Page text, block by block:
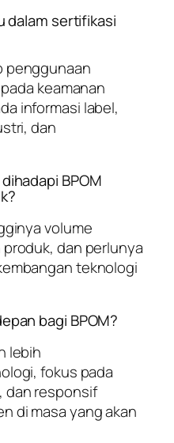
dalam sertifikasi
penggunaan
keamanan
informasi label,
dan
BPOM
volume
dan perlunya
teknologi
bagi BPOM?
lebih
fokus pada
dan responsif
di masa yang akan